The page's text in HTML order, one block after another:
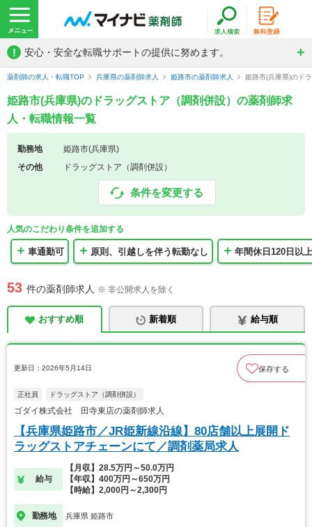
! 安心・安全な転職サポートの提供に努めます。
薬剤師の求人・転職TOP 兵庫県の薬剤師求人 姫路市の薬剤師求人 姫路市(兵庫県)のド
姫路市(兵庫県)のドラッグストア（調剤併設）の薬剤師求
人・転職情報一覧
勤務地
姫路市(兵庫県)
その他
ドラッグストア（調剤併設）
条件を変更する
人気のこだわり条件を追加する
車通勤可 原則、引越しを伴う転勤なし 年間休日120日以上
53 件の薬剤師求人 ※ 非公開求人を除く
おすすめ順 新着順 給与順
更新日：2026年5月14日 保存する
正社員 ドラッグストア（調剤併設）
ゴダイ株式会社 田寺東店の薬剤師求人
【兵庫県姫路市／JR姫新線沿線】80店舗以上展開ド
ラッグストアチェーンにて／調剤薬局求人
給与
【月収】28.5万円～50.0万円
【年収】400万円～650万円
【時給】2,000円～2,300円
勤務地 兵庫県 姫路市